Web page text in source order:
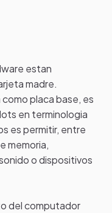
estan
madre.
placa base, es
en terminologia
es permitir, entre
memoria,
o dispositivos
del computador